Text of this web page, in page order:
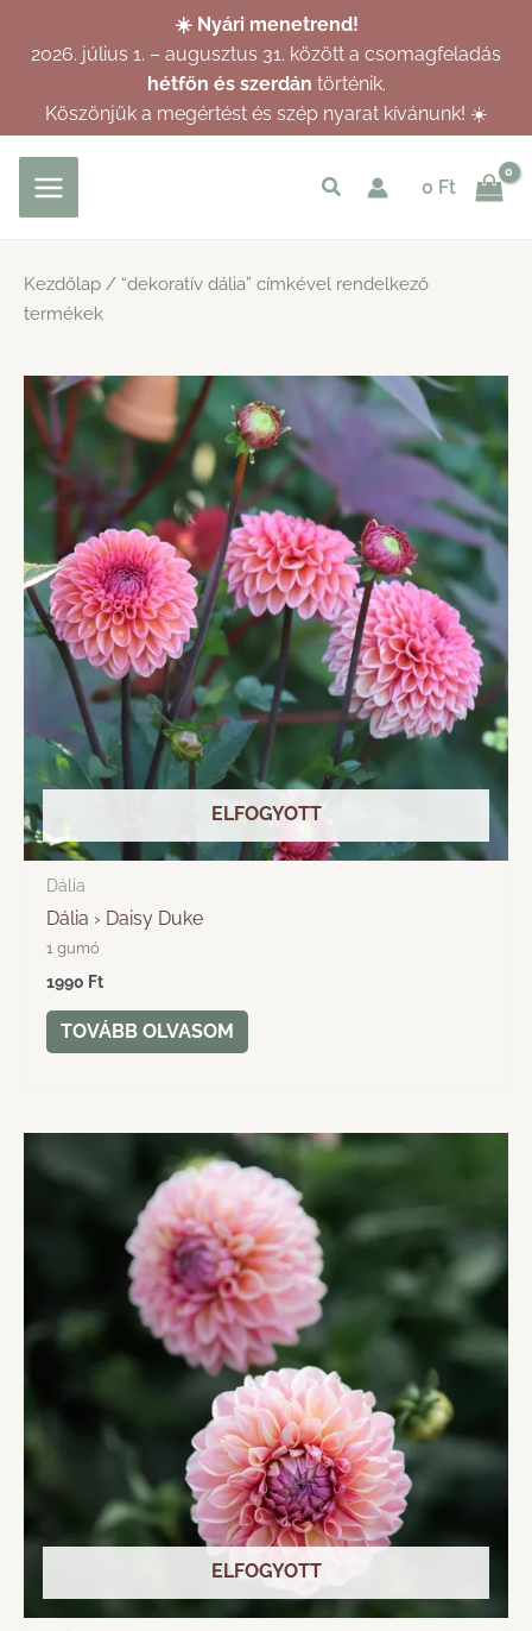
☀️ Nyári menetrend!
2026. július 1. – augusztus 31. között a csomagfeladás
hétfőn és szerdán történik.
Köszönjük a megértést és szép nyarat kívánunk! ☀️
Keresés
0 Ft
Kezdőlap / “dekoratív dália” címkével rendelkező
termékek
ELFOGYOTT
Dália
Dália › Daisy Duke
1 gumó
1990 Ft
TOVÁBB OLVASOM
ELFOGYOTT